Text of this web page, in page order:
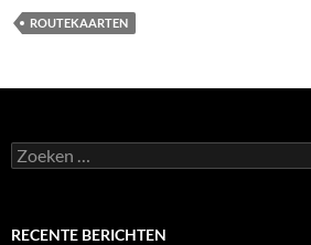
ROUTEKAARTEN
Zoeken
naar:
RECENTE BERICHTEN